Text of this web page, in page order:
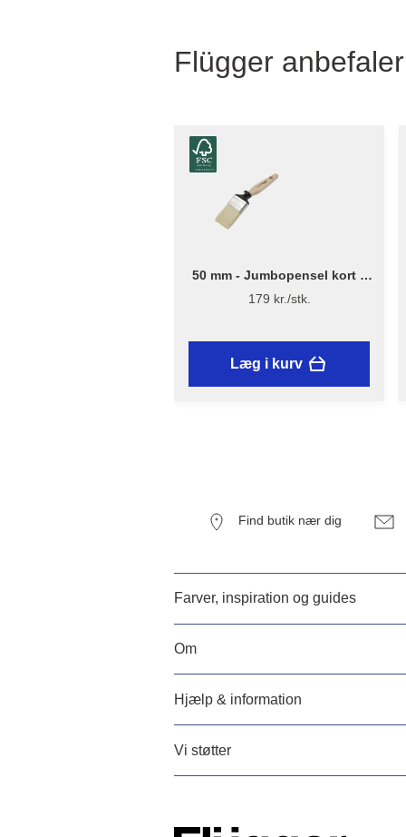
Flügger anbefaler
50 mm - Jumbopensel kort –
Flügger Excellence Series
179 kr./stk.
Læg i kurv
Find butik nær dig
Farver, inspiration og guides
Om
Hjælp & information
Vi støtter